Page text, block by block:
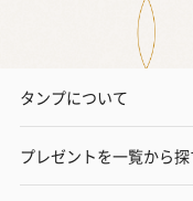
タンプについて
プレゼントを一覧から探